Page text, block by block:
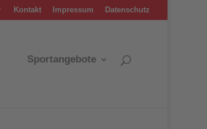
Kontakt Impressum Datenschutz
Sportangebote